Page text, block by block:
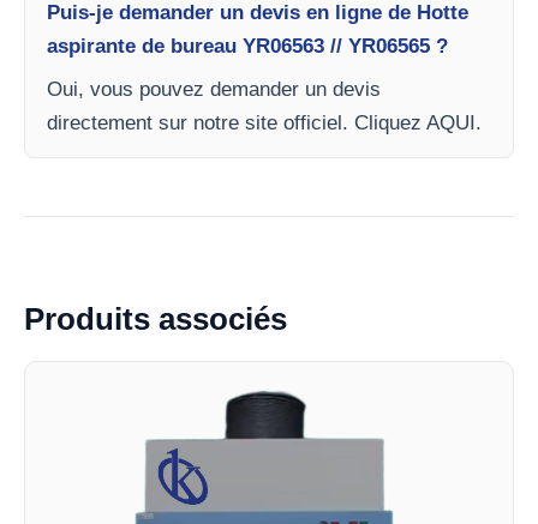
Puis-je demander un devis en ligne de Hotte
aspirante de bureau YR06563 // YR06565 ?
Oui, vous pouvez demander un devis
directement sur notre site officiel. Cliquez AQUI.
Produits associés